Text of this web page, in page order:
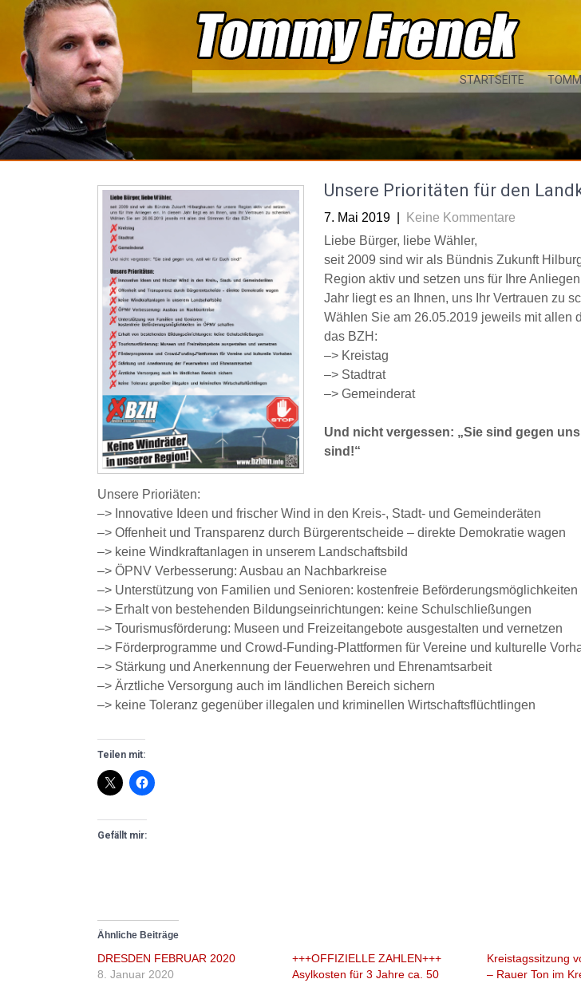
content
STARTSEITE
Unsere Prioritäten für den
7. Mai 2019
Keine Kommentare
Liebe Bürger, liebe Wähler,
seit 2009 sind wir als Bündnis Zukunft
Region aktiv und setzen uns für Ihre
Jahr liegt es an Ihnen, uns Ihr Vertrauen zu
Wählen Sie am 26.05.2019 jeweils mit allen
das BZH:
–> Kreistag
–> Stadtrat
–> Gemeinderat
Und nicht vergessen: „Sie sind gegen
sind!“
Unsere Prioriäten:
–> Innovative Ideen und frischer Wind in den Kreis-, Stadt- und Gemeinderäten
–> Offenheit und Transparenz durch Bürgerentscheide – direkte Demokratie wagen
–> keine Windkraftanlagen in unserem Landschaftsbild
–> ÖPNV Verbesserung: Ausbau an Nachbarkreise
–> Unterstützung von Familien und Senioren: kostenfreie
–> Erhalt von bestehenden Bildungseinrichtungen: keine Schulschließungen
–> Tourismusförderung: Museen und Freizeitangebote ausgestalten und vernetzen
–> Förderprogramme und Crowd-Funding-Plattformen für Vereine und kulturelle
–> Stärkung und Anerkennung der Feuerwehren und Ehrenamtsarbeit
–> Ärztliche Versorgung auch im ländlichen Bereich sichern
–> keine Toleranz gegenüber illegalen und kriminellen Wirtschaftsflüchtlingen
Teilen mit:
Gefällt mir:
Ähnliche Beiträge
DRESDEN FEBRUAR 2020
8. Januar 2020
+++OFFIZIELLE ZAHLEN+++
Asylkosten für 3 Jahre ca. 50
Kreistagssitzung
– Rauer Ton im